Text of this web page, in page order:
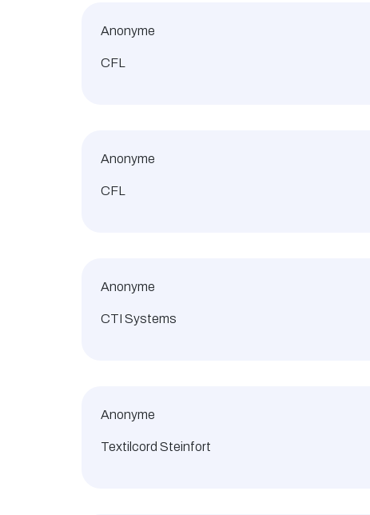
Anonyme
CFL
Anonyme
CFL
Anonyme
CTI Systems
Anonyme
Textilcord Steinfort